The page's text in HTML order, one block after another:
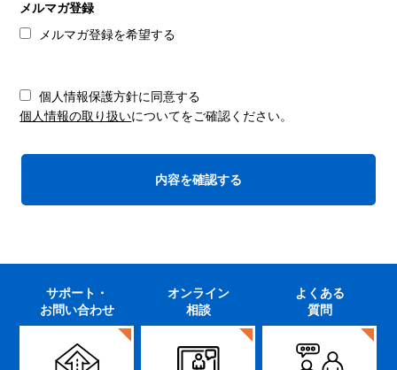
メルマガ登録
メルマガ登録を希望する
個人情報保護方針に同意する
個人情報の取り扱いについてをご確認ください。
サポート・
お問い合わせ
オンライン
相談
よくある
質問